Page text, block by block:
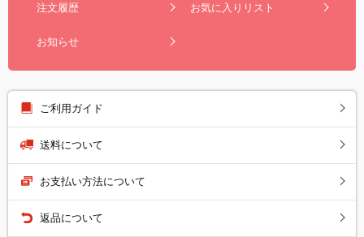
注文履歴 お気に入りリスト
お知らせ
ご利用ガイド
送料について
お支払い方法について
返品について